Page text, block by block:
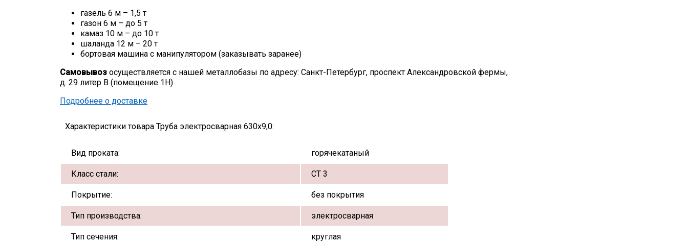
газель 6 м – 1,5 т
газон 6 м – до 5 т
камаз 10 м – до 10 т
шаланда 12 м – 20 т
бортовая машина с манипулятором (заказывать заранее)
Самовывоз осуществляется с нашей металлобазы по адресу: Санкт-Петербург, проспект Александровской фермы,
д. 29 литер В (помещение 1Н)
Подробнее о доставке
Характеристики товара Труба электросварная 630х9,0:
Вид проката: горячекатаный
Класс стали: СТ 3
Покрытие: без покрытия
Тип производства: электросварная
Тип сечения: круглая